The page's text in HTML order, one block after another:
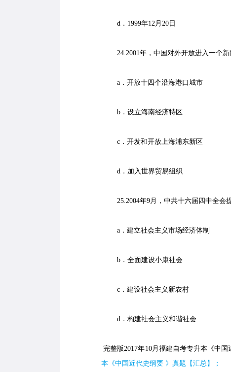
d．1999年12月20日
24.2001年，中国对外开放进入一个新
a．开放十四个沿海港口城市
b．设立海南经济特区
c．开发和开放上海浦东新区
d．加入世界贸易组织
25.2004年9月，中共十六届四中全会
a．建立社会主义市场经济体制
b．全面建设小康社会
c．建设社会主义新农村
d．构建社会主义和谐社会
完整版2017年10月福建自考专升本《中国
本《中国近代史纲要 》真题【汇总】；